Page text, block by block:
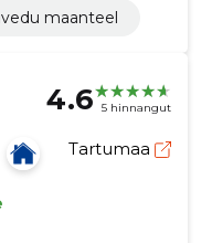
maanteel
4.6 5 hinnangut
Tartumaa